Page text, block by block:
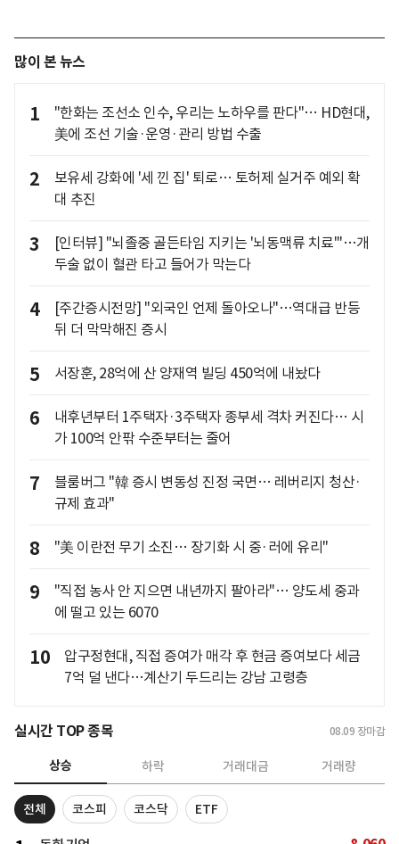
많이 본 뉴스
1
"한화는 조선소 인수, 우리는 노하우를 판다"… HD현대,
美에 조선 기술·운영·관리 방법 수출
2
보유세 강화에 '세 낀 집' 퇴로… 토허제 실거주 예외 확
대 추진
3
[인터뷰] "뇌졸중 골든타임 지키는 '뇌동맥류 치료'"…개
두술 없이 혈관 타고 들어가 막는다
4
[주간증시전망] "외국인 언제 돌아오나"…역대급 반등
뒤 더 막막해진 증시
5 서장훈, 28억에 산 양재역 빌딩 450억에 내놨다
6
내후년부터 1주택자·3주택자 종부세 격차 커진다… 시
가 100억 안팎 수준부터는 줄어
7
블룸버그 "韓 증시 변동성 진정 국면… 레버리지 청산·
규제 효과"
8 "美 이란전 무기 소진… 장기화 시 중·러에 유리"
9
"직접 농사 안 지으면 내년까지 팔아라"… 양도세 중과
에 떨고 있는 6070
10
압구정현대, 직접 증여가 매각 후 현금 증여보다 세금
7억 덜 낸다…계산기 두드리는 강남 고령층
실시간 TOP 종목 08.09 장마감
상승 하락 거래대금 거래량
전체 코스피 코스닥 ETF